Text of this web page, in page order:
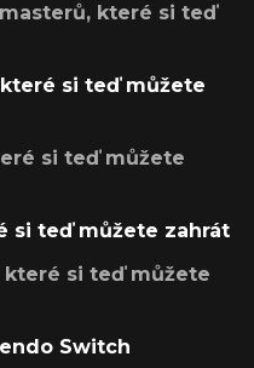
které si teď
si teď můžete
si teď můžete
si teď můžete zahrát
které si teď můžete
Switch